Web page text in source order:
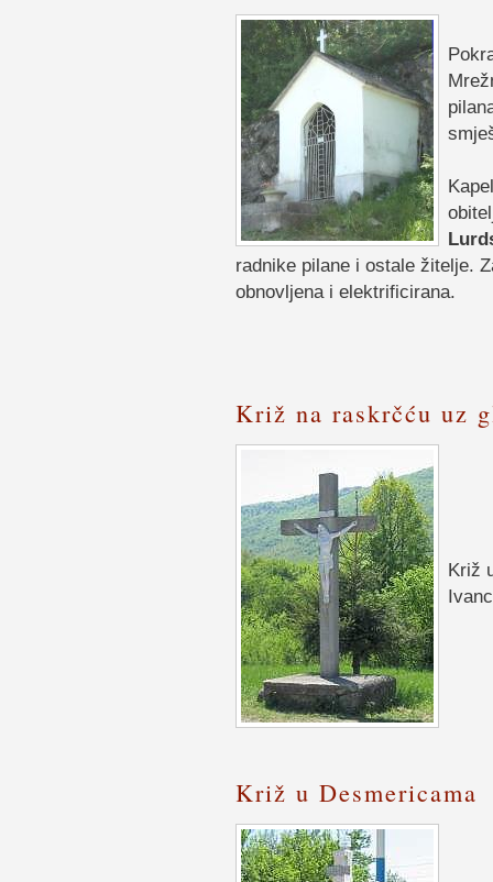
radnike pilane i ostale žitelje.
obnovljena i elektrificirana.
Križ na raskrčću uz
Križ
Križ u Desmericama